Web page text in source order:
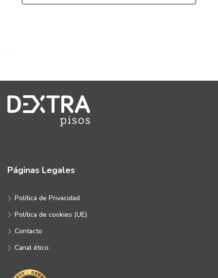
.
Páginas Legales
Política de Privacidad
Política de cookies (UE)
Contacto
Canal ético